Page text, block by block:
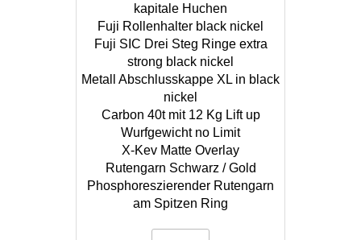
kapitale Huchen
Fuji Rollenhalter black nickel
Fuji SIC Drei Steg Ringe extra
strong black nickel
Metall Abschlusskappe XL in black
nickel
Carbon 40t mit 12 Kg Lift up
Wurfgewicht no Limit
X-Kev Matte Overlay
Rutengarn Schwarz / Gold
Phosphoreszierender Rutengarn
am Spitzen Ring